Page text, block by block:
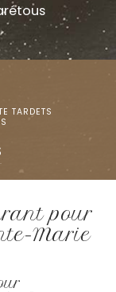
TARDETS
pour
Marie